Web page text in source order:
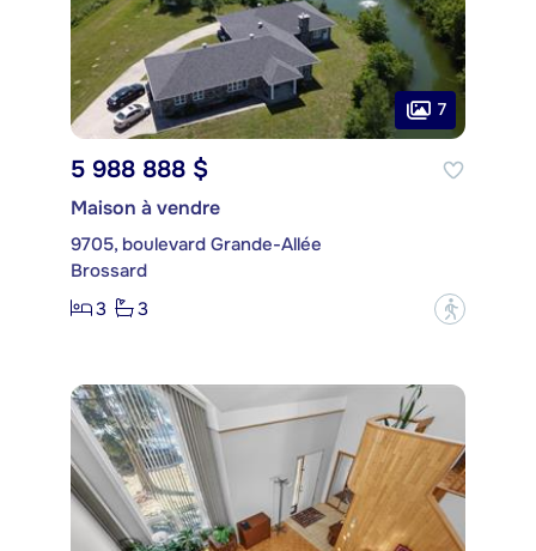
7
5 988 888 $
Maison à vendre
9705, boulevard Grande-Allée
Brossard
3
3 ?